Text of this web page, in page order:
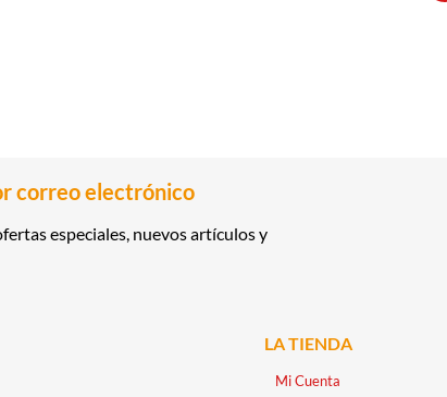
correo electrónico
especiales, nuevos artículos y
LA TIENDA
Mi Cuenta